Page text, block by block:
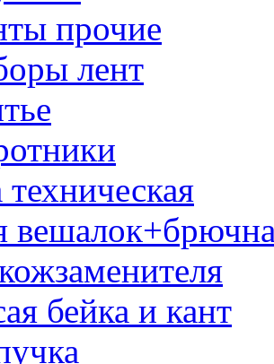
прочие
лент
бейка и кант